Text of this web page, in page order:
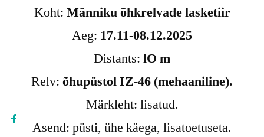
Koht: Männiku õhkrelvade lasketiir
Aeg: 17.11-08.12.2025
Distants: lO m
Relv: õhupüstol IZ-46 (mehaaniline).
Märkleht: lisatud.
Asend: püsti, ühe käega, lisatoetuseta.